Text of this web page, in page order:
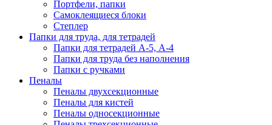
Портфели, папки
Самоклеящиеся блоки
Степлер
Папки для труда, для тетрадей
Папки для тетрадей А-5, А-4
Папки для труда без наполнения
Папки с ручками
Пеналы
Пеналы двухсекционные
Пеналы для кистей
Пеналы односекционные